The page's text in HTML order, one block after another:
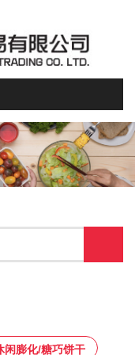
闲膨化/糖巧饼干